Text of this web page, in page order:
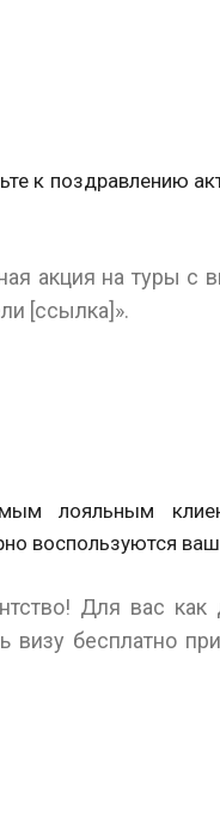
к поздравлению
акция на туры с
[ссылка]».
лояльным
воспользуются
Для вас как
бесплатно